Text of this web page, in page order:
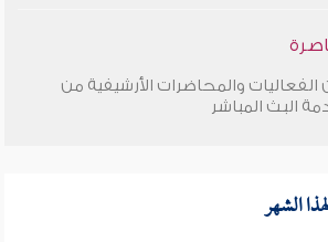
الفعاليات والمحاضرات الأرشيفية من
البث المباشر
الشهر